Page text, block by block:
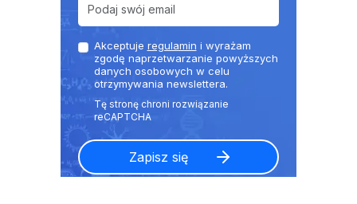
Akceptuje regulamin i wyrażam
zgodę naprzetwarzanie powyższych
danych osobowych w celu
otrzymywania newslettera.